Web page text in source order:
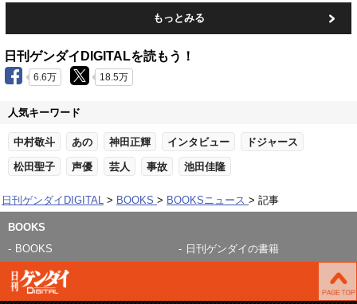
もっとみる
日刊ゲンダイDIGITALを読もう！
6.6万 18.5万
人気キーワード
中村敬斗 あの 神田正輝 インタビュー ドジャース
松田聖子 声優 芸人 事故 池田佳隆
日刊ゲンダイDIGITAL BOOKS BOOKSニュース 記事
BOOKS
BOOKS
日刊ゲンダイの書籍